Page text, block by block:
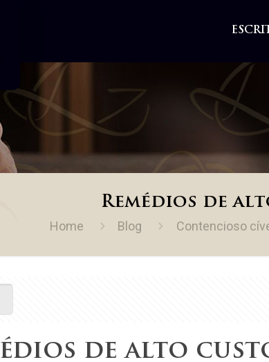
Remédios de
Home Blog Contencioso
de alto